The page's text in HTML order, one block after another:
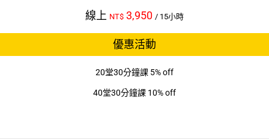
線上 NT$ 3,950 / 15小時
優惠活動
20堂30分鐘課 5% off
40堂30分鐘課 10% off